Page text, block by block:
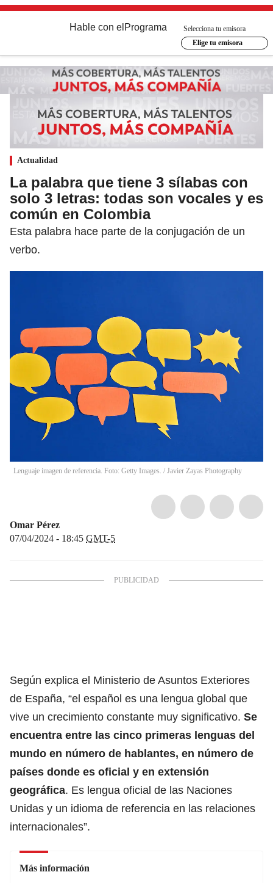
Hable con el Programa
Selecciona tu emisora
Elige tu emisora
Actualidad
La palabra que tiene 3 sílabas con
solo 3 letras: todas son vocales y es
común en Colombia
Esta palabra hace parte de la conjugación de un
verbo.
Lenguaje imagen de referencia. Foto: Getty Images. / Javier Zayas Photography
Omar Pérez
07/04/2024 - 18:45 GMT-5
Según explica el Ministerio de Asuntos Exteriores
de España, “el español es una lengua global que
vive un crecimiento constante muy significativo. Se
encuentra entre las cinco primeras lenguas del
mundo en número de hablantes, en número de
países donde es oficial y en extensión
geográfica. Es lengua oficial de las Naciones
Unidas y un idioma de referencia en las relaciones
internacionales”.
Más información